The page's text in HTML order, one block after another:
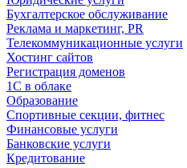
Бухгалтерское обслуживание
Реклама и маркетинг, PR
Телекоммуникационные услуги
Хостинг сайтов
Регистрация доменов
1С в облаке
Образование
Спортивные секции, фитнес
Финансовые услуги
Банковские услуги
Кредитование